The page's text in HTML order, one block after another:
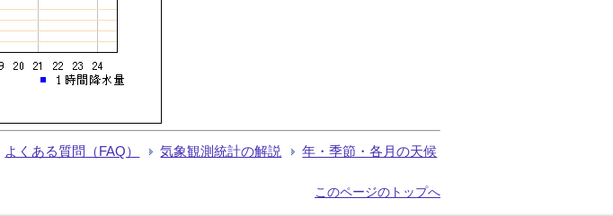
よくある質問（FAQ） 気象観測統計の解説 年・季節・各月の天候
このページのトップへ